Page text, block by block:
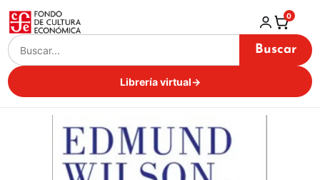
Buscar
Librería virtual→
0